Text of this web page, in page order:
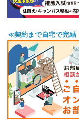
≪契約まで自宅で完結